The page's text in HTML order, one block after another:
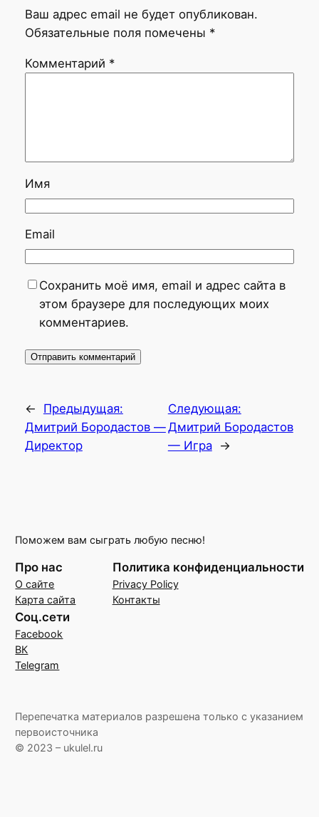
Ваш адрес email не будет опубликован.
Обязательные поля помечены *
Комментарий *
Имя
Email
Сохранить моё имя, email и адрес сайта в
этом браузере для последующих моих
комментариев.
←
Предыдущая:
Дмитрий Бородастов —
Директор
Следующая:
Дмитрий Бородастов
— Игра
→
Поможем вам сыграть любую песню!
Про нас
О сайте
Карта сайта
Политика конфиденциальности
Privacy Policy
Контакты
Соц.сети
Facebook
ВК
Telegram
Перепечатка материалов разрешена только с указанием
первоисточника
© 2023 – ukulel.ru